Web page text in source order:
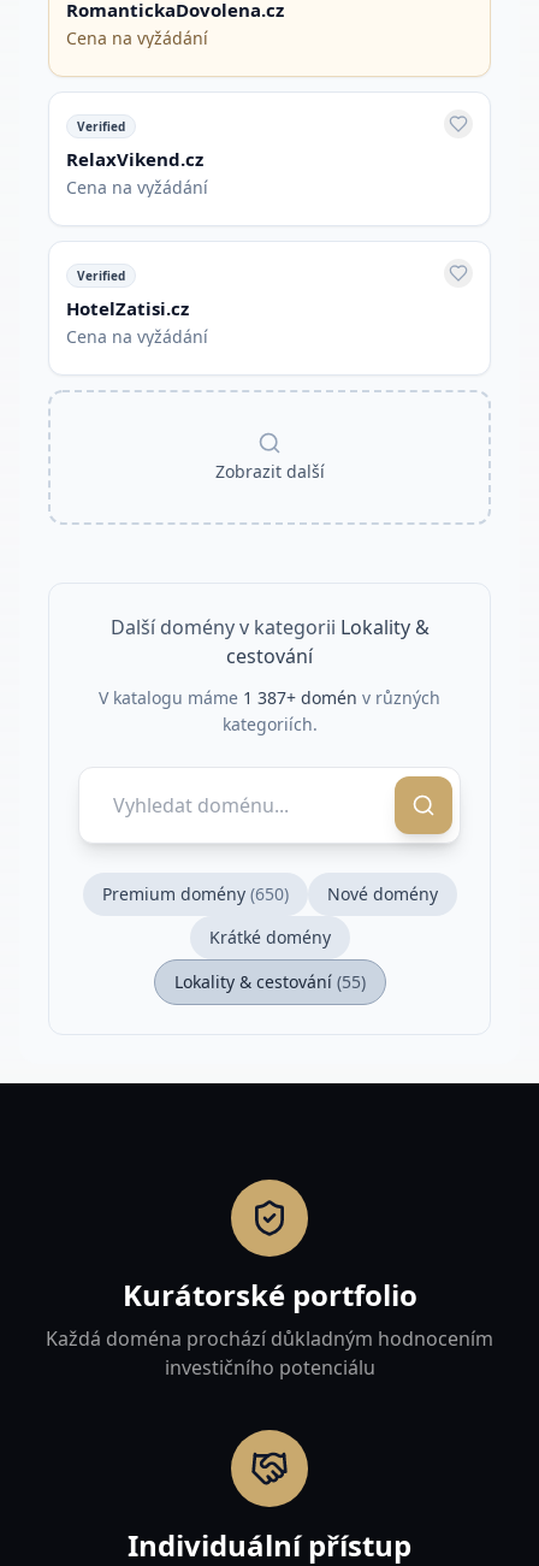
RomantickaDovolena.cz
Cena na vyžádání
Verified
RelaxVikend.cz
Cena na vyžádání
Verified
HotelZatisi.cz
Cena na vyžádání
Zobrazit další
Další domény v kategorii Lokality &
cestování
V katalogu máme 1 387+ domén v různých
kategoriích.
Premium domény (650)
Nové domény
Krátké domény
Lokality & cestování (55)
Kurátorské portfolio
Každá doména prochází důkladným hodnocením
investičního potenciálu
Individuální přístup